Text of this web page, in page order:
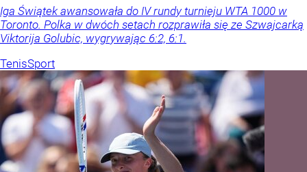
Iga Świątek awansowała do IV rundy turnieju WTA 1000 w
Toronto. Polka w dwóch setach rozprawiła się ze Szwajcarką
Viktorija Golubic, wygrywając 6:2, 6:1.
TenisSport